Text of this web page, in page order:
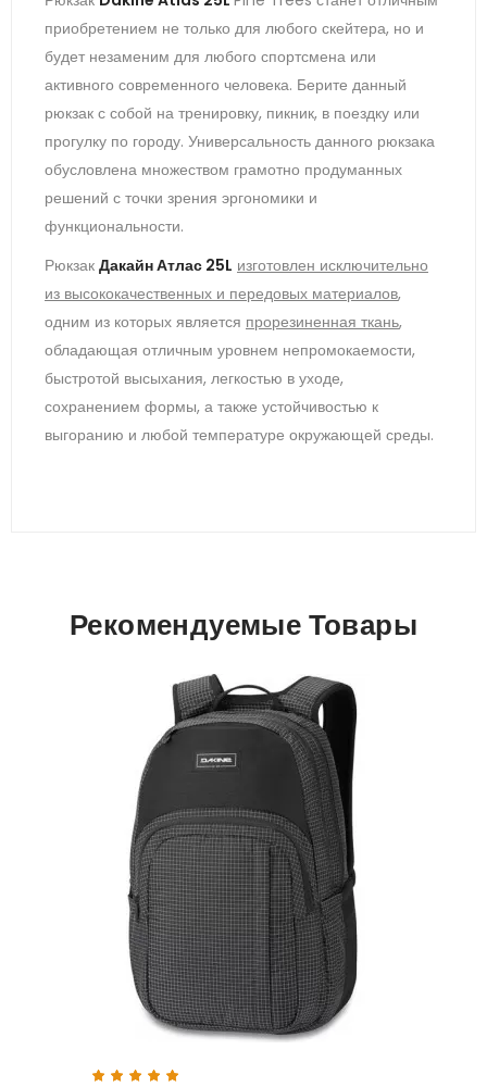
приобретением не только для любого скейтера, но и
будет незаменим для любого спортсмена или
активного современного человека. Берите данный
рюкзак с собой на тренировку, пикник, в поездку или
прогулку по городу. Универсальность данного рюкзака
обусловлена множеством грамотно продуманных
решений с точки зрения эргономики и
функциональности.
Рюкзак Дакайн Атлас 25L изготовлен исключительно
из высококачественных и передовых материалов,
одним из которых является прорезиненная ткань,
обладающая отличным уровнем непромокаемости,
быстротой высыхания, легкостью в уходе,
сохранением формы, а также устойчивостью к
выгоранию и любой температуре окружающей среды.
Рекомендуемые Товары